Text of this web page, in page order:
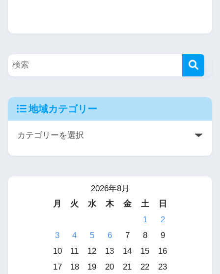
地域カテゴリー
2026年8月
月
火 水 木 金 土
日
1
2
3
4 5 6 7 8
9
10
11 12 13 14 15
16
17
18 19 20 21 22
23